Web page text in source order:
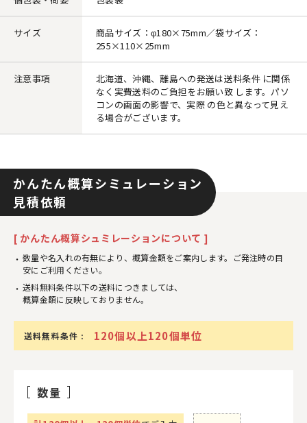
サイズ
商品サイズ：φ180×75mm／袋サイズ：
255×110×25mm
注意事項
北海道、沖縄、離島への発送は送料条件 に関係
なく実費送料のご負担をお願い致 します。パソ
コンの画面の影響で、実際 の色と異なって見え
る場合がございます。
かんたん概算シミュレーション
見積依頼
[ かんたん概算シュミレーションについて ]
数量や名入れの有無により、概算金額をご案内します。ご発注時の目
安にご利用ください。
送料無料条件以下の送料につきましては、
概算金額に反映しておりません。
送料無料条件 : 120個以上120個単位
数量